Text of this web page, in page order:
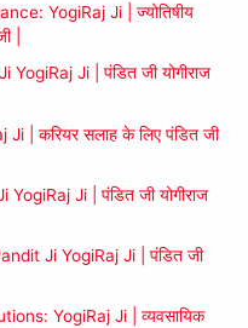
YogiRaj Ji | ज्योतिषीय
|
Ji | पंडित जी योगीराज
| करियर सलाह के लिए पंडित जी
Ji | पंडित जी योगीराज
Ji YogiRaj Ji | पंडित जी
YogiRaj Ji | व्यवसायिक